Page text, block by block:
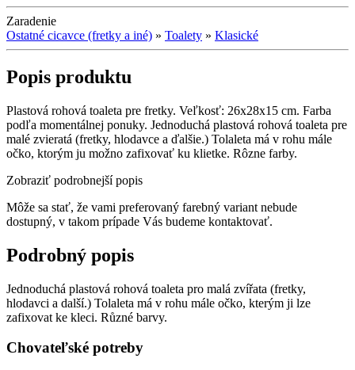
Zaradenie
Ostatné cicavce (fretky a iné) » Toalety » Klasické
Popis produktu
Plastová rohová toaleta pre fretky. Veľkosť: 26x28x15 cm. Farba
podľa momentálnej ponuky. Jednoduchá plastová rohová toaleta pre
malé zvieratá (fretky, hlodavce a ďalšie.) Tolaleta má v rohu mále
očko, ktorým ju možno zafixovať ku klietke. Rôzne farby.
Zobraziť podrobnejší popis
Môže sa stať, že vami preferovaný farebný variant nebude
dostupný, v takom prípade Vás budeme kontaktovať.
Podrobný popis
Jednoduchá plastová rohová toaleta pro malá zvířata (fretky,
hlodavci a další.) Tolaleta má v rohu mále očko, kterým ji lze
zafixovat ke kleci. Různé barvy.
Chovateľské potreby